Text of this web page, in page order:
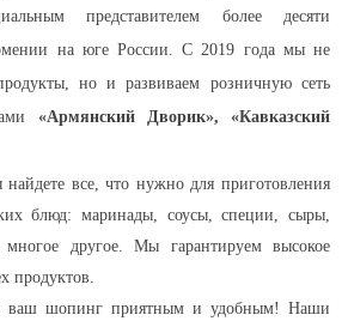
представителем более десяти
на юге России. С 2019 года мы не
но и развиваем розничную сеть
«Армянский Дворик», «Кавказский
все, что нужно для приготовления
блюд: маринады, соусы, специи, сыры,
другое. Мы гарантируем высокое
продуктов.
ваш шопинг приятным и удобным! Наши